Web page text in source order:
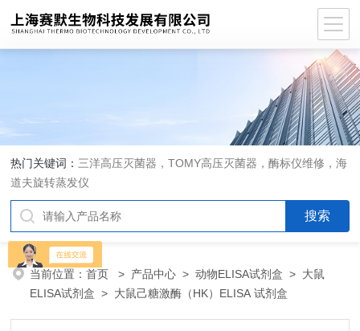
热门关键词： 三洋高压灭菌器，TOMY高压灭菌器，酶标仪维修，海
道夫旋转蒸发仪
当前位置：首页 > 产品中心 >动物ELISA试剂盒 > 大鼠
ELISA试剂盒 > 大鼠己糖激酶（HK）ELISA 试剂盒